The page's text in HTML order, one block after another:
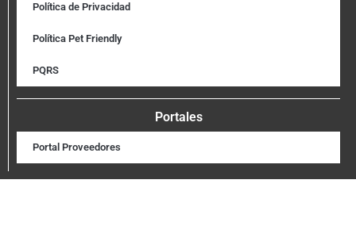
Política de Privacidad
Política Pet Friendly
PQRS
Portales
Portal Proveedores